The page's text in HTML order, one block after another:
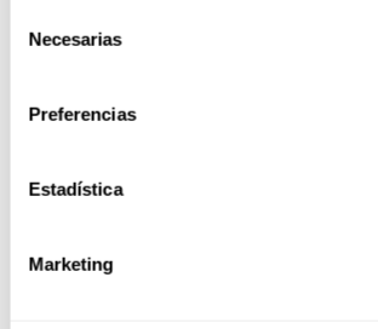
Necesarias
Preferencias
Estadística
Marketing